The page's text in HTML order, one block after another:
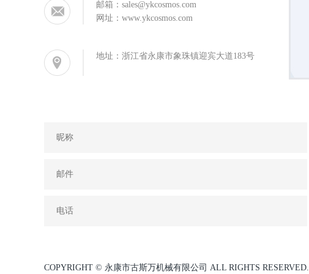
邮箱： sales@ykcosmos.com
网址： www.ykcosmos.com
地址：浙江省永康市象珠镇迎宾大道183号
COPYRIGHT © 永康市古斯万机械有限公司 ALL RIGHTS RESERVED.